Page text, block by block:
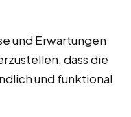
und Erwartungen
dass die
und funktional